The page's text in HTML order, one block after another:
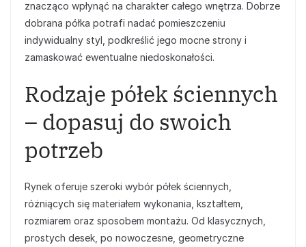
znacząco wpłynąć na charakter całego wnętrza. Dobrze
dobrana półka potrafi nadać pomieszczeniu
indywidualny styl, podkreślić jego mocne strony i
zamaskować ewentualne niedoskonałości.
Rodzaje półek ściennych
– dopasuj do swoich
potrzeb
Rynek oferuje szeroki wybór półek ściennych,
różniących się materiałem wykonania, kształtem,
rozmiarem oraz sposobem montażu. Od klasycznych,
prostych desek, po nowoczesne, geometryczne